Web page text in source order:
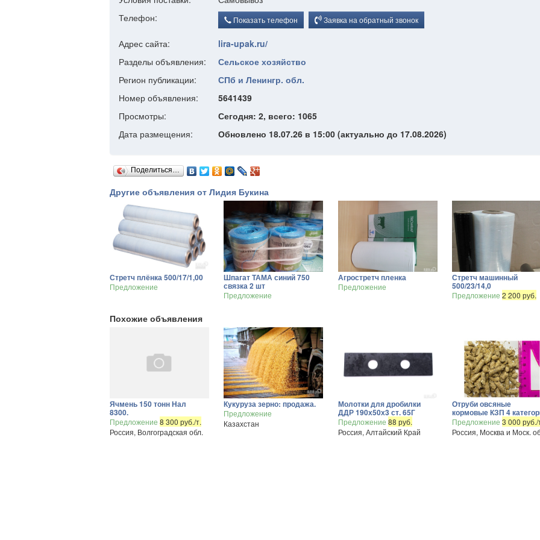
Телефон:
Показать телефон Заявка на обратный звонок
Адрес сайта:
lira-upak.ru/
Разделы объявления:
Сельское хозяйство
Регион публикации:
СПб и Ленингр. обл.
Номер объявления:
5641439
Просмотры:
Сегодня: 2, всего: 1065
Дата размещения:
Обновлено 18.07.26 в 15:00 (актуально до 17.08.2026)
Поделиться…
Другие объявления от Лидия Букина
Стретч плёнка 500/17/1,00
Предложение
Шпагат ТАМА синий 750
связка 2 шт
Предложение
Агростретч пленка
Предложение
Стретч машинный
500/23/14,0
Предложение2 200 руб.
Похожие объявления
Ячмень 150 тонн Нал
8300.
Предложение 8 300 руб./т.
Россия, Волгоградская обл.
Кукуруза зерно: продажа.
Предложение
Казахстан
Молотки для дробилки
ДДР 190х50х3 ст. 65Г
Предложение 88 руб.
Россия, Алтайский Край
Отруби овсяные
кормовые КЗП 4
Предложение3 000 руб./
Россия, Москва и Моск.